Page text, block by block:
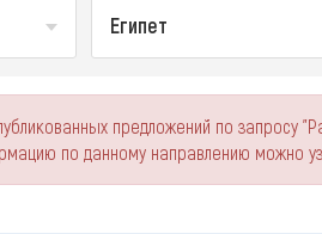
Египет
предложений по запросу
по данному направлению можно